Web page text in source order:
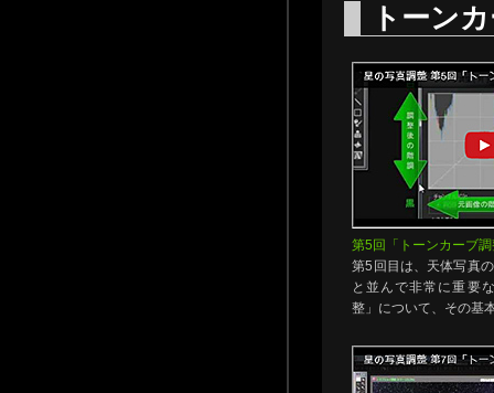
トーン
第5回「トーンカーブ
第5回目は、天体写真
と並んで非常に重要
整」について、その基